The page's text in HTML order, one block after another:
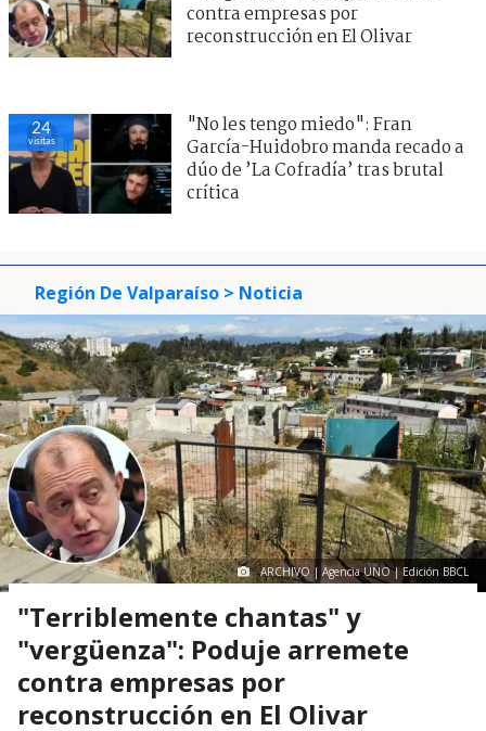
contra empresas por
reconstrucción en El Olivar
24
visitas
"No les tengo miedo": Fran
García-Huidobro manda recado a
dúo de ’La Cofradía’ tras brutal
crítica
Región De Valparaíso > Noticia
ARCHIVO | Agencia UNO | Edición BBCL
"Terriblemente chantas" y
"vergüenza": Poduje arremete
contra empresas por
reconstrucción en El Olivar